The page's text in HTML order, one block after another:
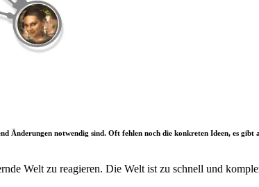
notwendig sind. Oft fehlen noch die konkreten Ideen, es gibt
Welt zu reagieren. Die Welt ist zu schnell und